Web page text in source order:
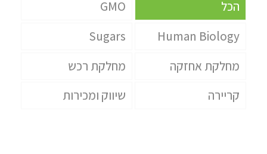
הכל
GMO
Human Biology
Sugars
מחלקת אחזקה
מחלקת רכש
קריירה
שיווק ומכירות